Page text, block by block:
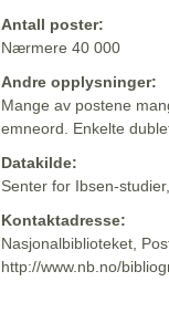
Antall poster:
Nærmere 40 000
Andre opplysninger:
Mange av postene
emneord. Enkelte
Datakilde:
Senter for Ibsen-
Kontaktadresse:
Nasjonalbiblioteket,
http://www.nb.no/